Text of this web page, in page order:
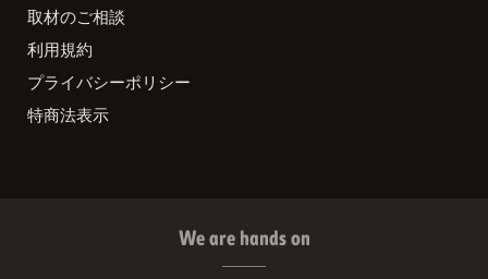
取材のご相談
利用規約
プライバシーポリシー
特商法表示
We are hands on